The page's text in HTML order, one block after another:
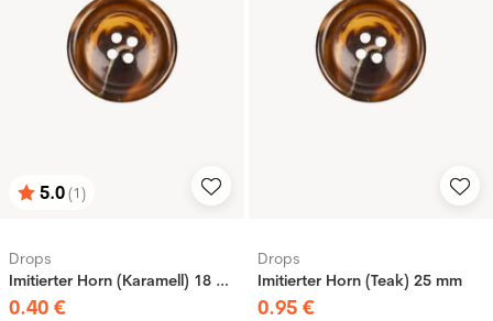
Bewertung:
5.0(1)
von 5 Sternen
Drops
Imitierter Horn (Karamell) 18 mm
0.40 €
Drops
Imitierter Horn (Teak) 25 mm
0.95 €